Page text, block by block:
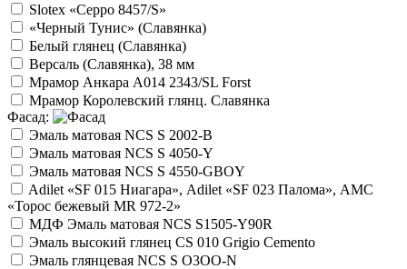
Slotex «Ceppo 8457/S»
«Черный Тунис» (Славянка)
Белый глянец (Славянка)
Версаль (Славянка), 38 мм
Мрамор Анкара А014 2343/SL Forst
Мрамор Королевский глянц. Славянка
Фасад:
Эмаль матовая NCS S 2002-B
Эмаль матовая NCS S 4050-Y
Эмаль матовая NCS S 4550-GBOY
Adilet «SF 015 Ниагара», Adilet «SF 023 Палома», АМС
«Торос бежевый MR 972-2»
МДФ Эмаль матовая NCS S1505-Y90R
Эмаль высокий глянец CS 010 Grigio Cemento
Эмаль глянцевая NCS S O3OO-N